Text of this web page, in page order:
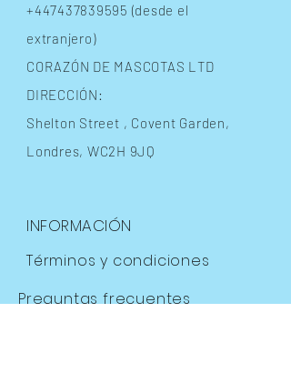
+447437839595 (desde el
extranjero)
CORAZÓN DE MASCOTAS LTD
DIRECCIÓN:
Shelton Street , Covent Garden,
Londres, WC2H 9JQ
INFORMACIÓN
Términos y condiciones
Preguntas frecuentes